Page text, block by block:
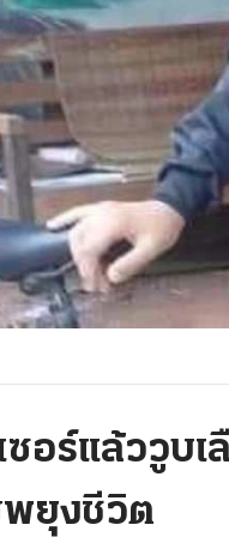
อร์แล้ววูบเ
พยุงชีวิต